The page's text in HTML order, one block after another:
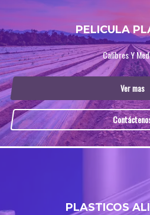
PELICULA
Calibres Y
Ver mas
PLASTICOS